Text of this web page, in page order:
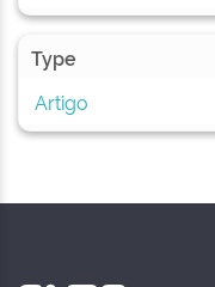
Type
Artigo